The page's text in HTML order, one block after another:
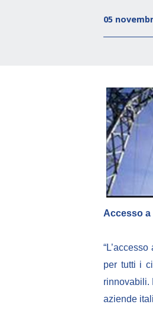
05
Accesso a
per tutti i
rinnovabili.
aziende